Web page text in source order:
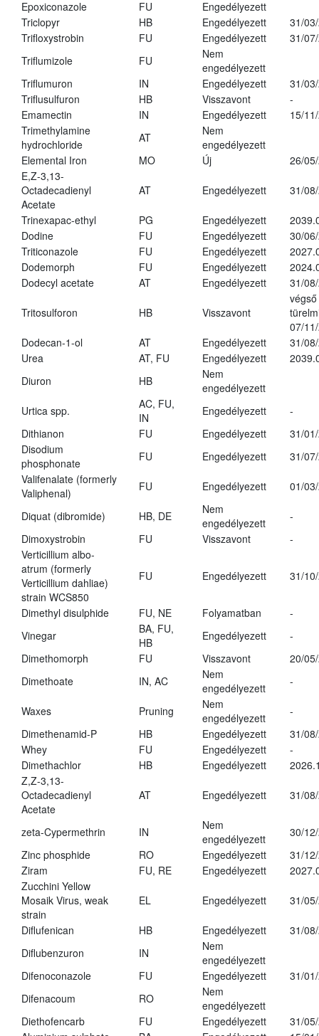
Epoxiconazole
FU
Engedélyezett
Triclopyr
HB Engedélyezett
31/
Trifloxystrobin
FU Engedélyezett
31/
Triflumizole
FU
Nem
engedélyezett
Triflumuron
IN Engedélyezett
31/
Triflusulfuron
HB Visszavont
-
Emamectin
IN Engedélyezett
15/
Trimethylamine
hydrochloride
AT
Nem
engedélyezett
Elemental Iron
MO Új
26/
E,Z-3,13-
Octadecadienyl
Acetate
AT Engedélyezett 31/
Trinexapac-ethyl PG Engedélyezett
Dodine
FU Engedélyezett
30/
Triticonazole
FU Engedélyezett
Dodemorph
FU Engedélyezett
Dodecyl acetate
AT Engedélyezett 31/
Tritosulforon HB Visszavont
végső
07/
Dodecan-1-ol
AT Engedélyezett
31/
Urea
AT, FU Engedélyezett
Diuron
HB
Nem
engedélyezett
Urtica spp.
AC, FU,
IN
Engedélyezett
-
Dithianon
FU Engedélyezett
31/
Disodium
phosphonate
FU Engedélyezett
31/
Valifenalate (formerly
Valiphenal)
FU Engedélyezett 01/
Diquat (dibromide) HB, DE
Nem
engedélyezett
-
Dimoxystrobin
FU Visszavont
-
Verticillium albo-
atrum (formerly
Verticillium dahliae)
strain WCS850
FU Engedélyezett 31/
Dimethyl disulphide FU, NE Folyamatban
-
Vinegar
BA, FU,
HB
Engedélyezett
-
Dimethomorph
FU Visszavont
20/
Dimethoate
IN, AC
Nem
engedélyezett
-
Waxes Pruning
Nem
engedélyezett
-
Dimethenamid-P
HB Engedélyezett
31/
Whey
FU Engedélyezett
-
Dimethachlor
HB Engedélyezett
Z,Z-3,13-
Octadecadienyl
Acetate
AT Engedélyezett 31/
zeta-Cypermethrin IN
Nem
engedélyezett
30/
Zinc phosphide
RO Engedélyezett
31/
Ziram
FU, RE Engedélyezett
Zucchini Yellow
Mosaik Virus, weak
strain
EL Engedélyezett 31/
Diflufenican HB Engedélyezett
31/
Diflubenzuron
IN
Nem
engedélyezett
Difenoconazole
FU Engedélyezett
31/
Difenacoum
RO
Nem
engedélyezett
Diethofencarb
FU Engedélyezett
31/